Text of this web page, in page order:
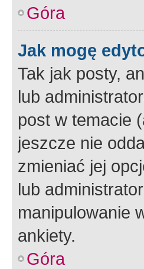
Góra
Jak mogę
Tak jak posty,
lub
post w temacie
jeszcze nie
zmieniać jej
lub
manipulowanie
ankiety.
Góra